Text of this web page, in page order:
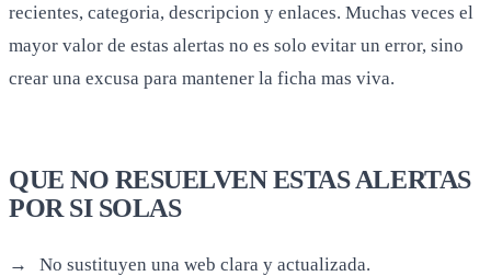
recientes, categoria, descripcion y enlaces. Muchas veces el
mayor valor de estas alertas no es solo evitar un error, sino
crear una excusa para mantener la ficha mas viva.
QUE NO RESUELVEN ESTAS ALERTAS
POR SI SOLAS
No sustituyen una web clara y actualizada.